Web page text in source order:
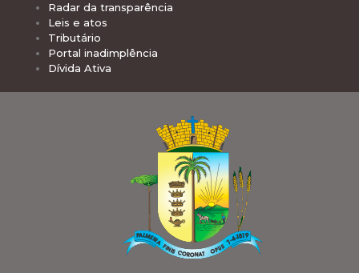
Radar da transparência
Leis e atos
Tributário
Portal inadimplência
Dívida Ativa